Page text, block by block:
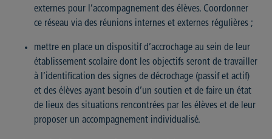
externes pour l’accompagnement des élèves. Coordonner
ce réseau via des réunions internes et externes régulières ;
mettre en place un dispositif d’accrochage au sein de leur
établissement scolaire dont les objectifs seront de travailler
à l’identification des signes de décrochage (passif et actif)
et des élèves ayant besoin d’un soutien et de faire un état
de lieux des situations rencontrées par les élèves et de leur
proposer un accompagnement individualisé.